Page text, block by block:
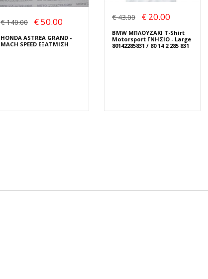
€ 140.00 € 50.00
HONDA ASTREA GRAND -
MACH SPEED ΕΞΑΤΜΙΣΗ
€ 43.00 € 20.00
BMW ΜΠΛΟΥΖΑΚΙ T-Shirt
Motorsport ΓΝΗΣΙΟ - Large
80142285831 / 80 14 2 285 831